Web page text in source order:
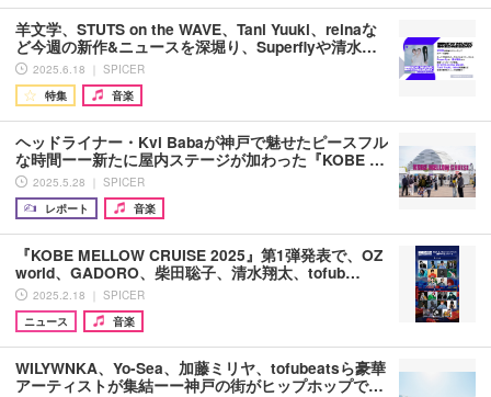
羊文学、STUTS on the WAVE、Tani Yuuki、reinaな
ど今週の新作&ニュースを深堀り、Superflyや清水…
2025.6.18 ｜ SPICER
特集
音楽
ヘッドライナー・Kvi Babaが神戸で魅せたピースフル
な時間ーー新たに屋内ステージが加わった『KOBE …
2025.5.28 ｜ SPICER
レポート
音楽
『KOBE MELLOW CRUISE 2025』第1弾発表で、OZ
world、GADORO、柴田聡子、清水翔太、tofub…
2025.2.18 ｜ SPICER
ニュース
音楽
WILYWNKA、Yo-Sea、加藤ミリヤ、tofubeatsら豪華
アーティストが集結ーー神戸の街がヒップホップで…